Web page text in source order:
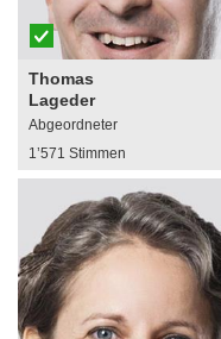
Thomas
Lageder
Abgeordneter
1’571 Stimmen